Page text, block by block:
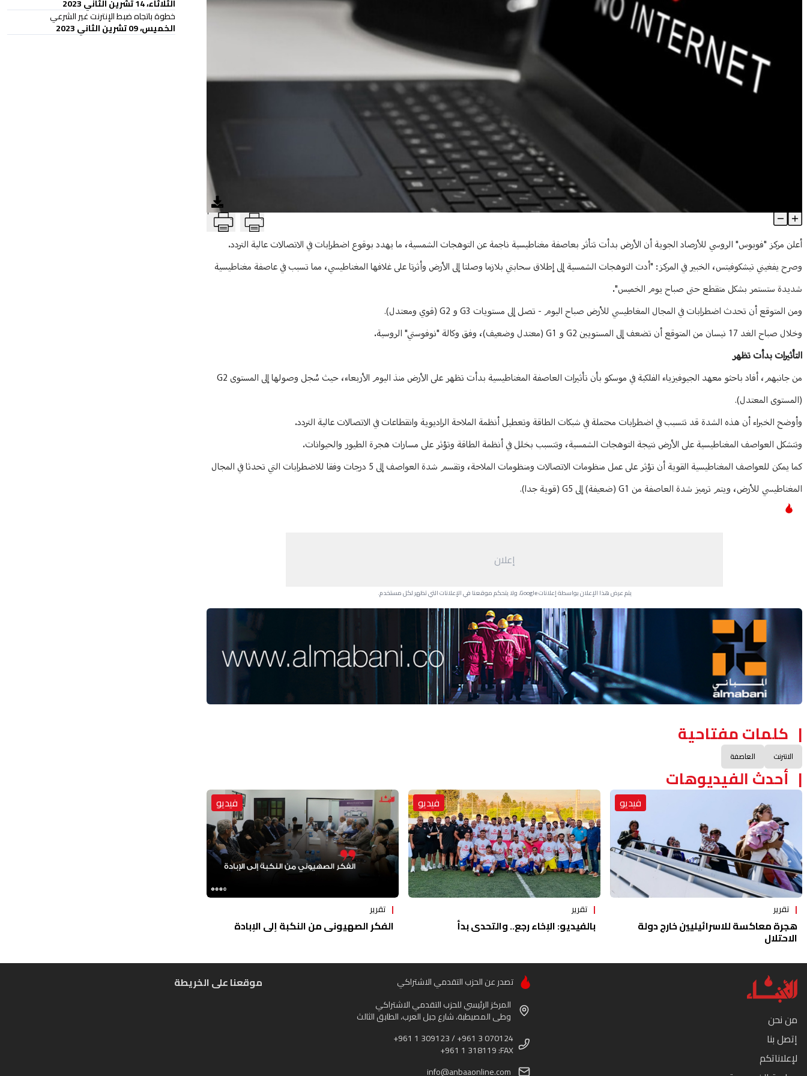
العاصفة المغناطيسية وصلت... هل تنقطع الاتصالات؟ T
Article Content
أعلن مركز "فوبوس" الروسي للأرصاد الجوية أن الأرض بدأت تتأثر بعاصفة مغناطيسية ناجمة عن التوهجات الشمسية، ما يهدد بوقوع اضطرابات في الاتصالات عالية التردد.
وصرح يفغيني تيشكوفيتس، الخبير في المركز: "أدت التوهجات الشمسية إلى إطلاق سحابتي بلازما وصلتا إلى الأرض وأثرتا على غلافها المغناطيسي، مما تسبب في عاصفة مغناطيسية
شديدة ستستمر بشكل متقطع حتى صباح يوم الخميس".
ومن المتوقع أن تحدث اضطرابات في المجال المغاطيسي للأرض صباح اليوم - تصل إلى مستويات G3 و G2 (قوي ومعتدل).
وخلال صباح الغد 17 نيسان من المتوقع أن تضعف إلى المستويين G2 و G1 (معتدل وضعيف)، وفق وكالة "نوفوستي" الروسية.
التأثيرات بدأت تظهر
من جانبهم، أفاد باحثو معهد الجيوفيزياء الفلكية في موسكو بأن تأثيرات العاصفة المغناطيسية بدأت تظهر على الأرض منذ اليوم الأربعاء، حيث سُجل وصولها إلى المستوى G2
(المستوى المعتدل).
وأوضح الخبراء أن هذه الشدة قد تتسبب في اضطرابات محتملة في شبكات الطاقة وتعطيل أنظمة الملاحة الراديوية وانقطاعات في الاتصالات عالية التردد.
وتتشكل العواصف المغناطيسية على الأرض نتيجة التوهجات الشمسية، وتتسبب بخلل في أنظمة الطاقة وتؤثر على مسارات هجرة الطيور والحيوانات.
كما يمكن للعواصف المغناطيسية القوية أن تؤثر على عمل منظومات الاتصالات ومنظومات الملاحة، وتقسم شدة العواصف إلى 5 درجات وفقا للاضطرابات التي تحدثا في المجال
المغناطيسي للأرض، ويتم ترميز شدة العاصفة من G1 (ضعيفة) إلى G5 (قوية جدا).
إعلان
يتم عرض هذا الإعلان بواسطة إعلانات Google، ولا يتحكم موقعنا في الإعلانات التي تظهر لكل مستخدم.
Advertisement Section
كلمات مفتاحية
الانترنت العاصفة
أحدث الفيديوهات
فيديو
تقرير
هجرة معاكسة للاسرائيليين خارج دولة
الاحتلال
فيديو
تقرير
بالفيديو: الإخاء رجع.. والتحدي بدأ
فيديو
تقرير
الفكر الصهيوني من النكبة إلى الإبادة
الثلاثاء، 14 تشرين الثاني 2023
خطوة باتجاه ضبط الإنترنت غير الشرعي
الخميس، 09 تشرين الثاني 2023
من نحن
إتصل بنا
لإعلاناتكم
تصدر عن الحزب التقدمي الاشتراكي
المركز الرئيسي للحزب التقدمي الاشتراكي
وطى المصيطبة، شارع جبل العرب، الطابق الثالث
+961 1 309123 / +961 3 070124
+961 1 318119 :FAX
info@anbaaonline.com
موقعنا على الخريطة